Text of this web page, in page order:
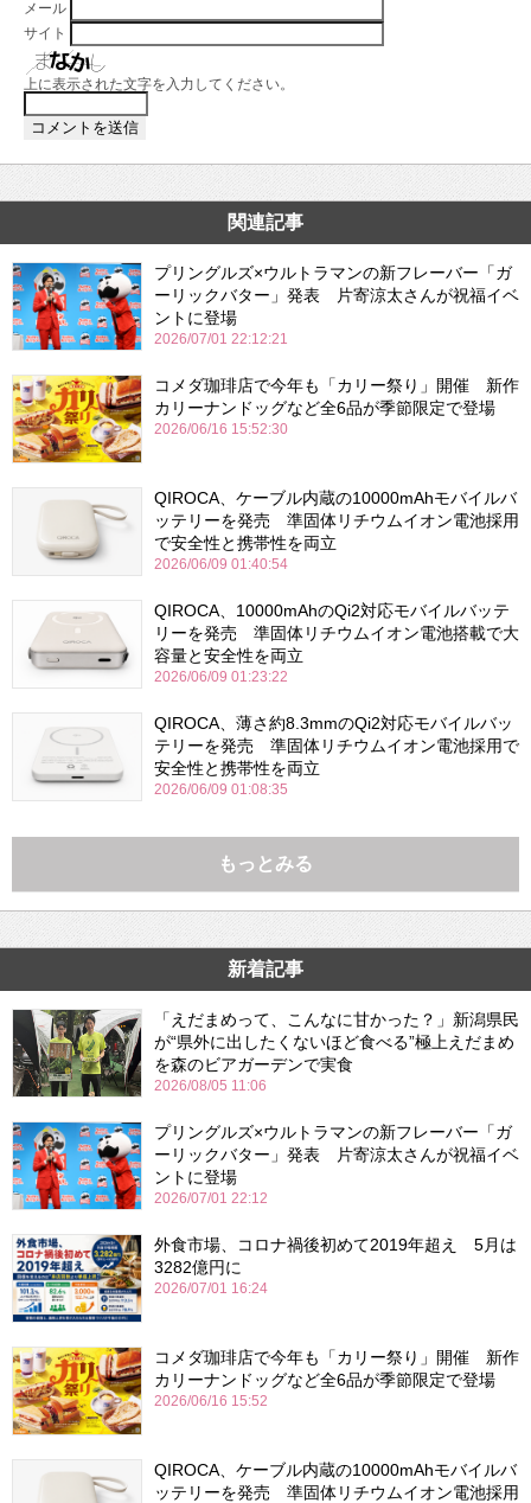
メール
サイト
上に表示された文字を入力してください。
関連記事
プリングルズ×ウルトラマンの新フレーバー「ガ
ーリックバター」発表 片寄涼太さんが祝福イベ
ントに登場
2026/07/01 22:12:21
コメダ珈琲店で今年も「カリー祭り」開催 新作
カリーナンドッグなど全6品が季節限定で登場
2026/06/16 15:52:30
QIROCA、ケーブル内蔵の10000mAhモバイルバ
ッテリーを発売 準固体リチウムイオン電池採用
で安全性と携帯性を両立
2026/06/09 01:40:54
QIROCA、10000mAhのQi2対応モバイルバッテ
リーを発売 準固体リチウムイオン電池搭載で大
容量と安全性を両立
2026/06/09 01:23:22
QIROCA、薄さ約8.3mmのQi2対応モバイルバッ
テリーを発売 準固体リチウムイオン電池採用で
安全性と携帯性を両立
2026/06/09 01:08:35
もっとみる
新着記事
「えだまめって、こんなに甘かった？」新潟県民
が“県外に出したくないほど食べる”極上えだまめ
を森のビアガーデンで実食
2026/08/05 11:06
プリングルズ×ウルトラマンの新フレーバー「ガ
ーリックバター」発表 片寄涼太さんが祝福イベ
ントに登場
2026/07/01 22:12
外食市場、コロナ禍後初めて2019年超え 5月は
3282億円に
2026/07/01 16:24
コメダ珈琲店で今年も「カリー祭り」開催 新作
カリーナンドッグなど全6品が季節限定で登場
2026/06/16 15:52
QIROCA、ケーブル内蔵の10000mAhモバイルバ
ッテリーを発売 準固体リチウムイオン電池採用